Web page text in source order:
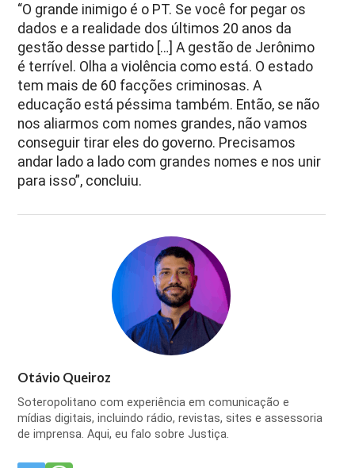
“O grande inimigo é o PT. Se você for pegar os
dados e a realidade dos últimos 20 anos da
gestão desse partido […] A gestão de Jerônimo
é terrível. Olha a violência como está. O estado
tem mais de 60 facções criminosas. A
educação está péssima também. Então, se não
nos aliarmos com nomes grandes, não vamos
conseguir tirar eles do governo. Precisamos
andar lado a lado com grandes nomes e nos unir
para isso”, concluiu.
Otávio Queiroz
Soteropolitano com experiência em comunicação e
mídias digitais, incluindo rádio, revistas, sites e assessoria
de imprensa. Aqui, eu falo sobre Justiça.